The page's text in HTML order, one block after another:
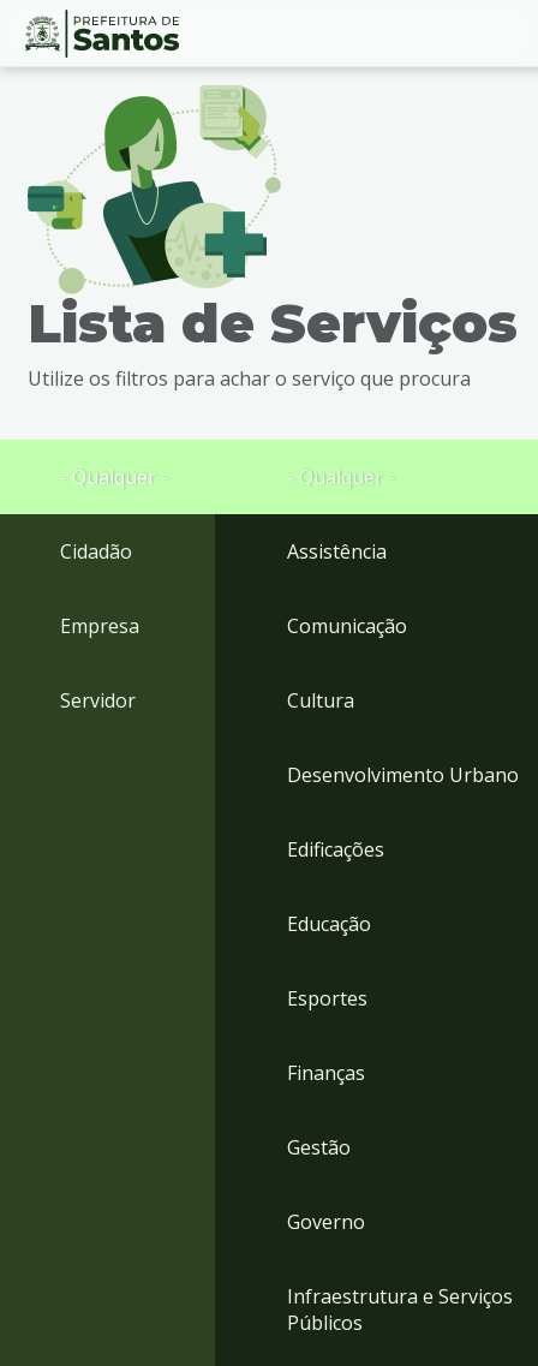
Ir
busca
Ir
rodapé
Conteúdo
Lista de Serviços
Utilize os filtros para achar o serviço que procura
- Qualquer -
Cidadão
Empresa
Servidor
- Qualquer -
Assistência
Comunicação
Cultura
Desenvolvimento Urbano
Edificações
Educação
Esportes
Finanças
Gestão
Governo
Infraestrutura e Serviços
Públicos